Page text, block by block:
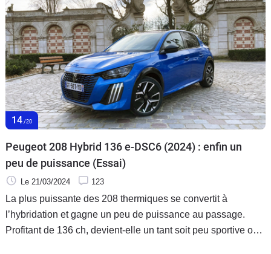
14 /20
Peugeot 208 Hybrid 136 e-DSC6 (2024) : enfin un
peu de puissance (Essai)
Le 21/03/2024 123
La plus puissante des 208 thermiques se convertit à
l’hybridation et gagne un peu de puissance au passage.
Profitant de 136 ch, devient-elle un tant soit peu sportive ou